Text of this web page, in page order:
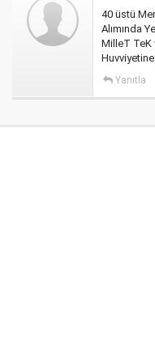
40 üstü
Alımında
MilleT TeK
Yanıtla